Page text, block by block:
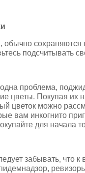
обычно сохраняются
подсчитывать
проблема,
цветы. Покупая их
цветок можно
вам инкогнито
для начала
забывать, что